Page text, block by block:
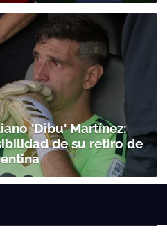
'Dibu' Martínez:
de su retiro de